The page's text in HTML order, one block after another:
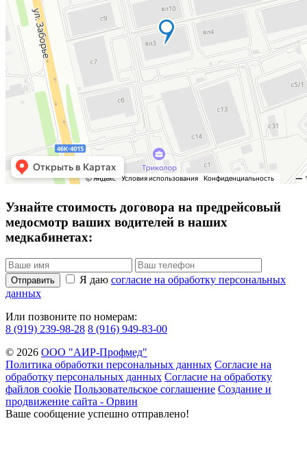
Узнайте стоимость договора на предрейсовый
медосмотр ваших водителей в наших
медкабинетах:
Отправить Я даю согласие на обработку персональных
данных
Или позвоните по номерам:
8 (919) 239-98-28 8 (916) 949-83-00
© 2026 ООО "АИР-Профмед"
Политика обработки персональных данных Согласие на
обработку персональных данных Согласие на обработку
файлов cookie Пользовательское соглашение Создание и
продвижение сайта - Орвин
Ваше сообщение успешно отправлено!